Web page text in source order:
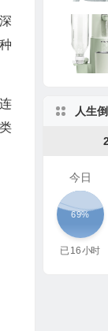
人生
今日
69%
已16小时